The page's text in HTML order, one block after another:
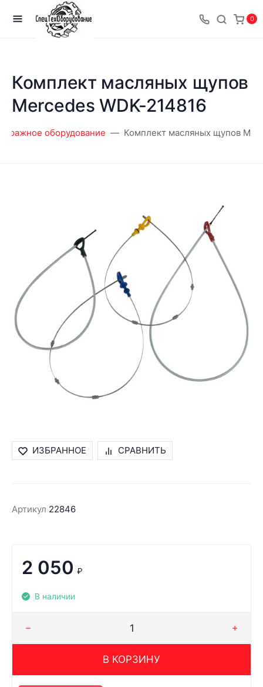
0
Комплект масляных щупов
Mercedes WDK-214816
оборудование Комплект масляных щупов
ИЗБРАННОЕ СРАВНИТЬ
Артикул 22846
2 050 ₽
В наличии
В КОРЗИНУ